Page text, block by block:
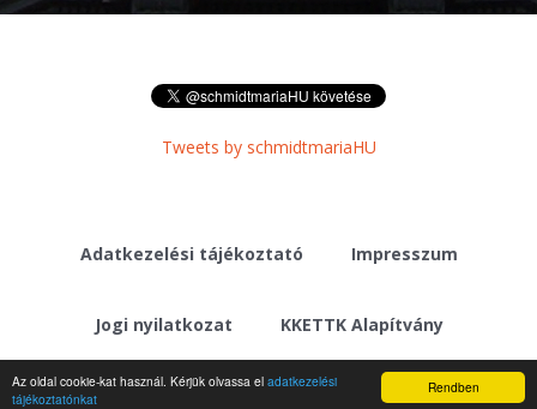
Rendben
Az oldal cookie-kat használ. Kérjük olvassa el adatkezelési
tájékoztatónkat
Tweets by schmidtmariaHU
Adatkezelési tájékoztató Impresszum
Jogi nyilatkozat KKETTK Alapítvány